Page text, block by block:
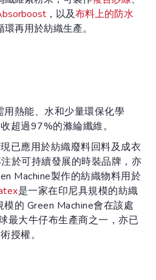
，以及布料上的防水
環再用於紡織生產。
熱能、水和少量環保化學
超過97%的滌綸纖維。
已應用於紡織廢料回料及成衣
於可持續發展的時裝品牌，亦
Machine製作的紡織物料用於
是一家在印尼具規模的紡織
的 Green Machine會在該處
最大牛仔布生產商之一，亦已
授權。